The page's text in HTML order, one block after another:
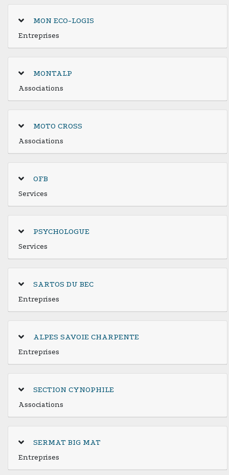
MON ECO-LOGIS
Entreprises
MONTALP
Associations
MOTO CROSS
Associations
OFB
Services
PSYCHOLOGUE
Services
SARTOS DU BEC
Entreprises
ALPES SAVOIE CHARPENTE
Entreprises
SECTION CYNOPHILE
Associations
SERMAT BIG MAT
Entreprises